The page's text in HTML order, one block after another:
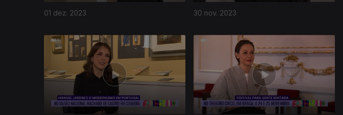
01 dez. 2023 30 nov. 2023